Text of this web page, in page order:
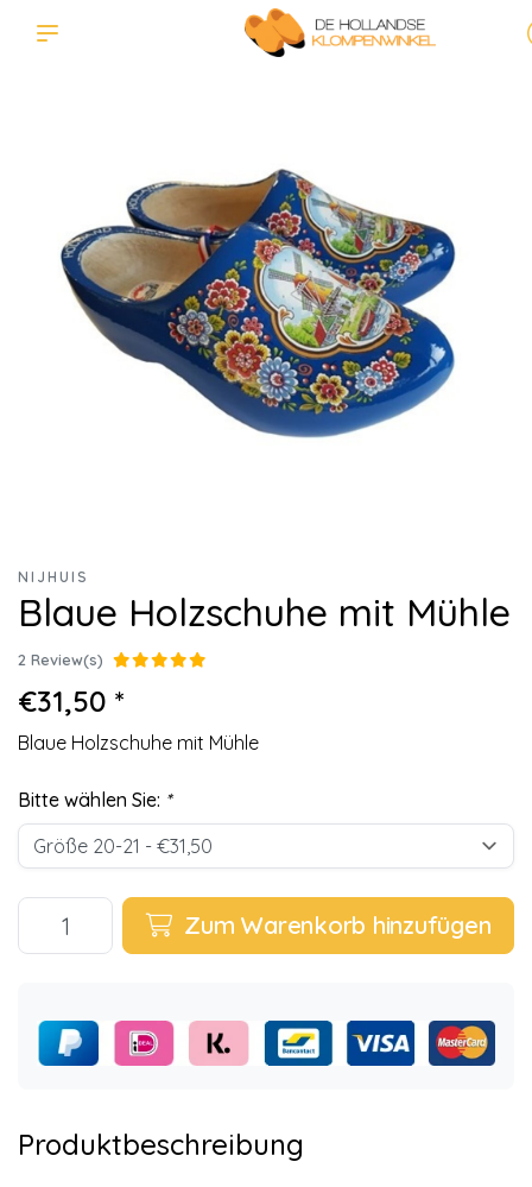
NIJHUIS
Blaue Holzschuhe mit Mühle
2 Review(s)
€31,50 *
Blaue Holzschuhe mit Mühle
Bitte wählen Sie: *
Zum Warenkorb hinzufügen
Produktbeschreibung